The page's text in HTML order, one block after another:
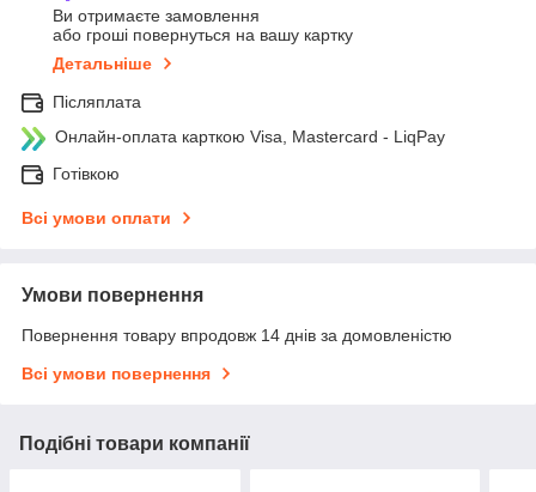
Ви отримаєте замовлення
або гроші повернуться на вашу картку
Детальніше
Післяплата
Онлайн-оплата карткою Visa, Mastercard - LiqPay
Готівкою
Всі умови оплати
Умови повернення
Повернення товару впродовж 14 днів за домовленістю
Всі умови повернення
Подібні товари компанії